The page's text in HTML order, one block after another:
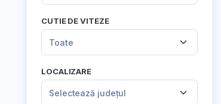
CUTIE DE VITEZE
Toate
LOCALIZARE
Selectează județul